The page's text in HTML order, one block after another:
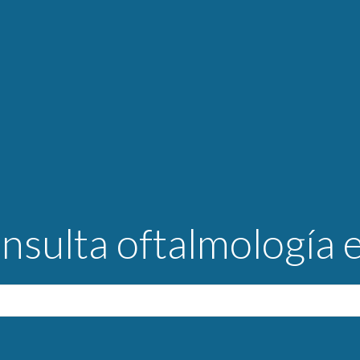
oftalmología